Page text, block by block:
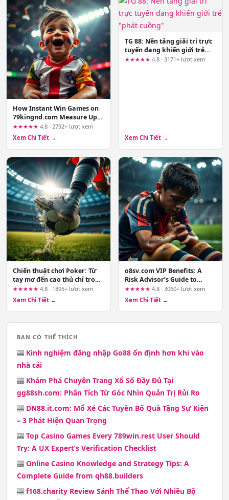
How Instant Win Games on
79kingnd.com Measure Up:
A Criteria-Based Review
★★★★★ 4.8 · 2792+ lượt xem
Xem Chi Tiết →
TG 88: Nền tảng giải trí trực
tuyến đang khiến giới trẻ
"phát cuồng"
★★★★★ 4.8 · 3171+ lượt xem
Xem Chi Tiết →
Chiến thuật chơi Poker: Từ
tay mơ đến cao thủ chỉ trong
10 phút
★★★★★ 4.8 · 1895+ lượt xem
Xem Chi Tiết →
o8sv.com VIP Benefits: A
Risk Advisor’s Guide to
Verifying What the Ads
Promise
★★★★★ 4.8 · 3060+ lượt xem
Xem Chi Tiết →
BẠN CÓ THỂ THÍCH
🎰 Kinh nghiệm đăng nhập Go88 ổn định hơn khi vào
nhà cái
🎰 Khám Phá Chuyên Trang Xổ Số Đầy Đủ Tại
gg88sh.com: Phân Tích Từ Góc Nhìn Quản Trị Rủi Ro
🎰 DN88.it.com: Mổ Xẻ Các Tuyên Bố Quà Tặng Sự Kiện
– 3 Phát Hiện Quan Trọng
🎰 Top Casino Games Every 789win.rest User Should
Try: A UX Expert’s Verification Checklist
🎰 Online Casino Knowledge and Strategy Tips: A
Complete Guide from qh88.builders
🎰 f168.charity Review Sảnh Thể Thao Với Nhiều Bộ